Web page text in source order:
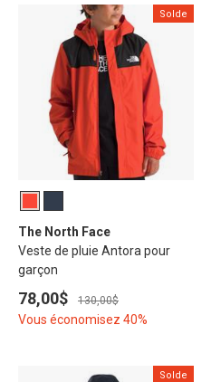
Solde
The North Face
Veste de pluie Antora pour
garçon
78,00$ 130,00$
Vous économisez 40%
Solde